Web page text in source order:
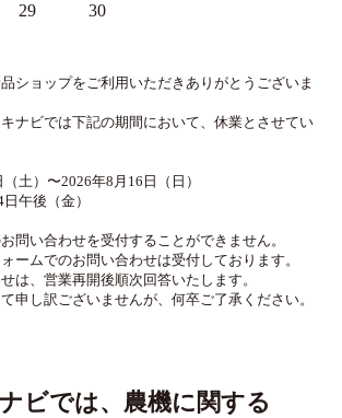
29 30
ショップをご利用いただきありがとうございま
ナビでは下記の期間において、休業とさせてい
土）〜2026年8月16日（日）
午後（金）
問い合わせを受付することができません。
ームでのお問い合わせは受付しております。
は、営業再開後順次回答いたします。
申し訳ございませんが、何卒ご了承ください。
ビでは、農機に関する